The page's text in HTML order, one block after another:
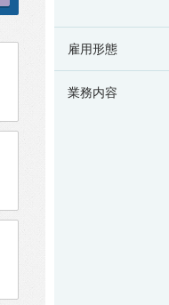
ア
ル
雇用形態
業務内容